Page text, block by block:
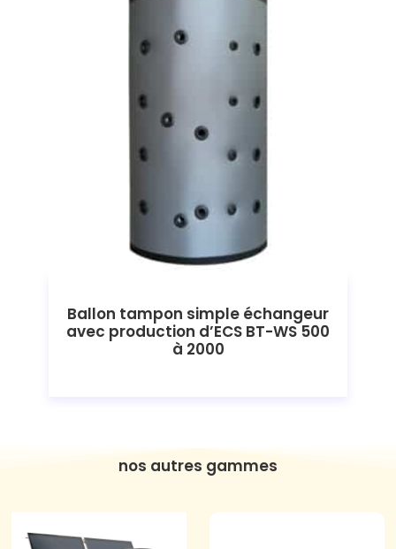
Ballon tampon simple échangeur
avec production d’ECS BT-WS 500
à 2000
nos autres gammes